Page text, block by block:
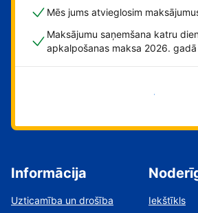
Mēs jums atvieglosim
Maksājumu saņemšana katru
apkalpošanas maksa 2026.
Sāciet tūlīt!
Informācija
Uzticamība un drošība
Iekštīkls